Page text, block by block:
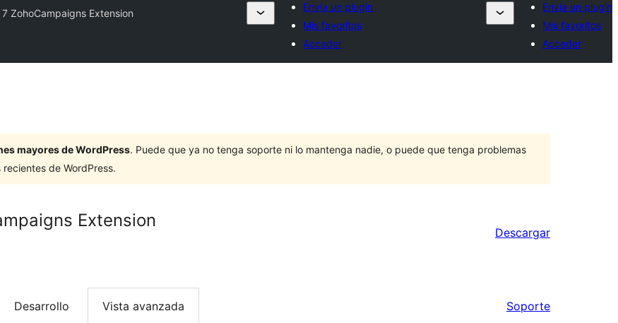
ZohoCampaigns Extension
Envía un plugin
Mis favoritos
Acceder
Envía un plugin
Mis favoritos
Acceder
mayores de WordPress. Puede que ya no tenga soporte ni lo mantenga nadie, o puede que tenga problemas
de WordPress.
Extension
Descargar
Desarrollo Vista avanzada Soporte